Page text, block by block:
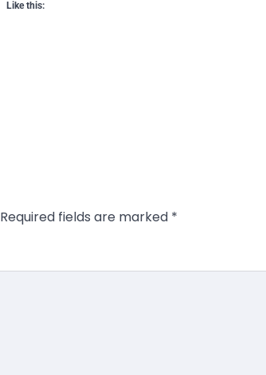
Like this:
Required fields are marked *